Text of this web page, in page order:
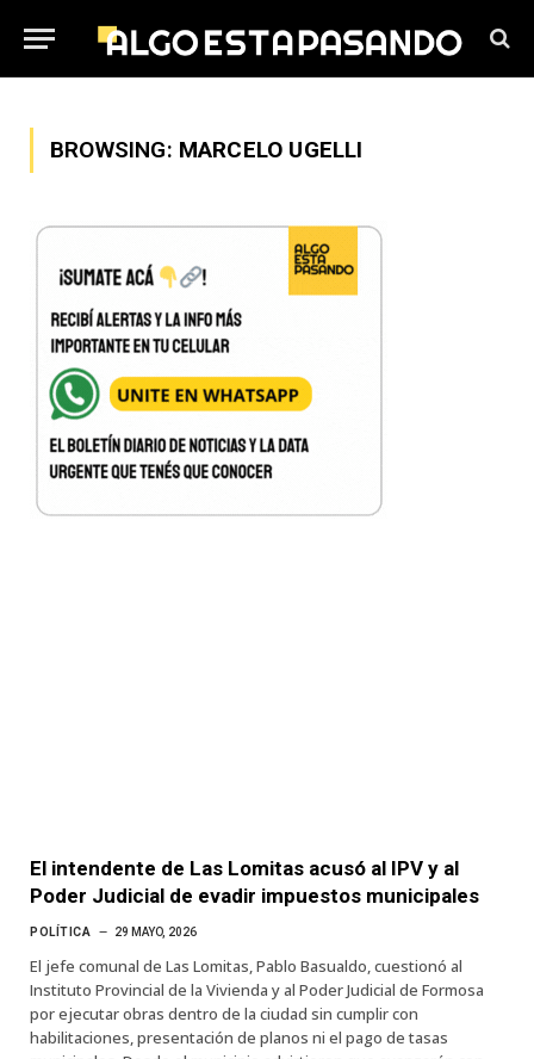
BROWSING: MARCELO UGELLI
El intendente de Las Lomitas acusó al IPV y al
Poder Judicial de evadir impuestos municipales
POLÍTICA 29 MAYO, 2026
El jefe comunal de Las Lomitas, Pablo Basualdo, cuestionó al
Instituto Provincial de la Vivienda y al Poder Judicial de Formosa
por ejecutar obras dentro de la ciudad sin cumplir con
habilitaciones, presentación de planos ni el pago de tasas